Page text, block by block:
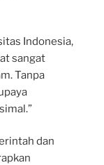
Indonesia,
sangat
Tanpa
dan